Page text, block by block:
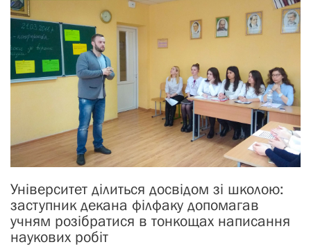
Університет ділиться досвідом зі школою:
заступник декана філфаку допомагав
учням розібратися в тонкощах написання
наукових робіт